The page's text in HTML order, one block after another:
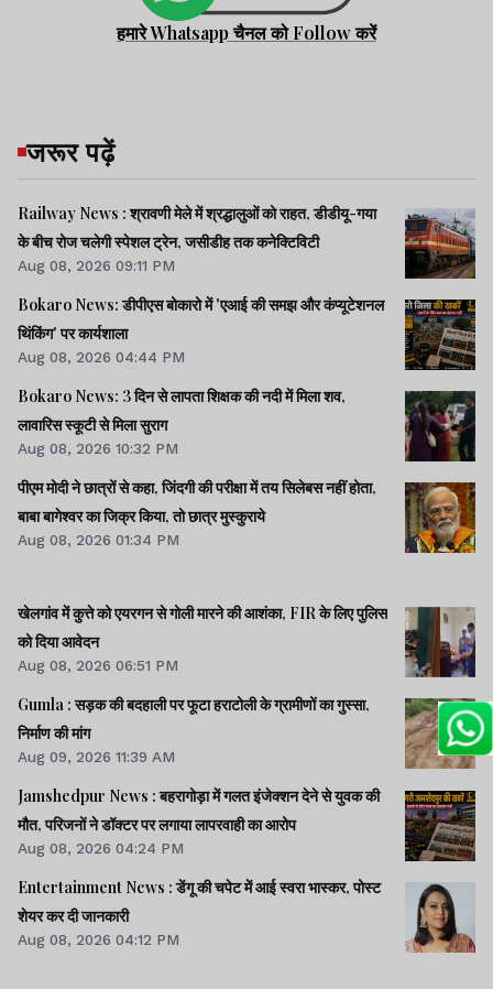
हमारे Whatsapp चैनल को Follow करें
जरूर पढ़ें
Railway News : श्रावणी मेले में श्रद्धालुओं को राहत, डीडीयू-गया
के बीच रोज चलेगी स्पेशल ट्रेन, जसीडीह तक कनेक्टिविटी
Aug 08, 2026 09:11 PM
Bokaro News: डीपीएस बोकारो में 'एआई की समझ और कंप्यूटेशनल
थिंकिंग' पर कार्यशाला
Aug 08, 2026 04:44 PM
Bokaro News: 3 दिन से लापता शिक्षक की नदी में मिला शव,
लावारिस स्कूटी से मिला सुराग
Aug 08, 2026 10:32 PM
पीएम मोदी ने छात्रों से कहा, जिंदगी की परीक्षा में तय सिलेबस नहीं होता,
बाबा बागेश्वर का जिक्र किया, तो छात्र मुस्कुराये
Aug 08, 2026 01:34 PM
खेलगांव में कुत्ते को एयरगन से गोली मारने की आशंका, FIR के लिए पुलिस
को दिया आवेदन
Aug 08, 2026 06:51 PM
Gumla : सड़क की बदहाली पर फूटा हराटोली के ग्रामीणों का गुस्सा,
निर्माण की मांग
Aug 09, 2026 11:39 AM
Jamshedpur News : बहरागोड़ा में गलत इंजेक्शन देने से युवक की
मौत, परिजनों ने डॉक्टर पर लगाया लापरवाही का आरोप
Aug 08, 2026 04:24 PM
Entertainment News : डेंगू की चपेट में आई स्वरा भास्कर, पोस्ट
शेयर कर दी जानकारी
Aug 08, 2026 04:12 PM